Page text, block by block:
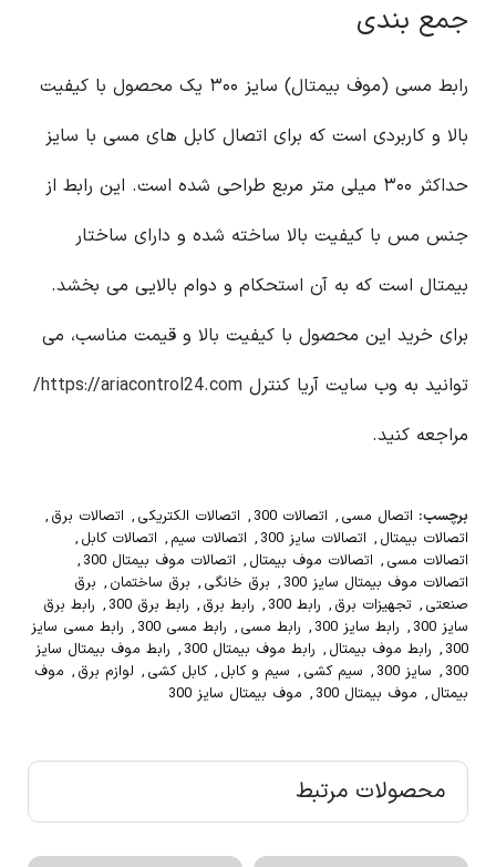
جمع بندی
رابط مسی (موف بیمتال) سایز ۳۰۰ یک محصول با کیفیت
بالا و کاربردی است که برای اتصال کابل های مسی با سایز
حداکثر ۳۰۰ میلی متر مربع طراحی شده است. این رابط از
جنس مس با کیفیت بالا ساخته شده و دارای ساختار
بیمتال است که به آن استحکام و دوام بالایی می بخشد.
برای خرید این محصول با کیفیت بالا و قیمت مناسب، می
توانید به وب سایت آریا کنترل https://ariacontrol24.com/
مراجعه کنید.
برچسب: اتصال مسی , اتصالات 300 , اتصالات الکتریکی , اتصالات برق ,
اتصالات بیمتال , اتصالات سایز 300 , اتصالات سیم , اتصالات کابل ,
اتصالات مسی , اتصالات موف بیمتال , اتصالات موف بیمتال 300
,
اتصالات موف بیمتال سایز 300
, برق خانگی , برق ساختمان , برق
صنعتی , تجهیزات برق , رابط 300 , رابط برق , رابط برق 300 , رابط برق
سایز 300
, رابط سایز 300 , رابط مسی , رابط مسی 300 , رابط مسی سایز
300
, رابط موف بیمتال , رابط موف بیمتال 300 , رابط موف بیمتال سایز
300
, سایز 300 , سیم کشی , سیم و کابل , کابل کشی , لوازم برق , موف
بیمتال , موف بیمتال 300 , موف بیمتال سایز 300
محصولات مرتبط